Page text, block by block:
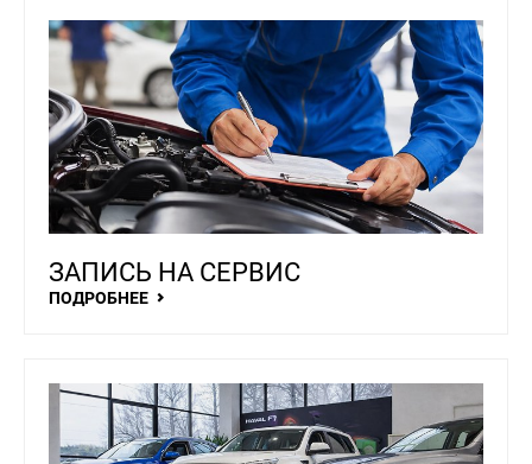
КОНТАКТЫ
8 (771)
731-06-22
Haval
Zhayik
Motors
ЗАПИСЬ НА СЕРВИС
ПОДРОБНЕЕ